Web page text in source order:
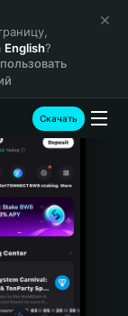
English?
Скачать